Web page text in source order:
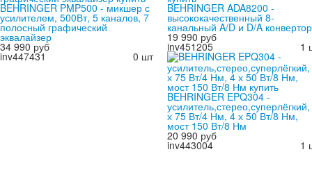
BEHRINGER PMP500 - микшер с
усилителем, 500Вт, 5 каналов, 7
полосный графический
эквалайзер
34 990 руб
0 шт
inv447431
BEHRINGER ADA8200 -
высококачественный 8-
канальный A/D и D/A конвертор
19 990 руб
1
inv451205
BEHRINGER EPQ304 -
х 75 Вт/4 Нм, 4 х 50 Вт/8 Нм,
мост 150 Вт/8 Нм
20 990 руб
1
inv443004